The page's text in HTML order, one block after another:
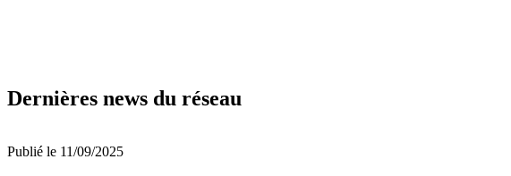
Dernières news du réseau
Publié le 11/09/2025